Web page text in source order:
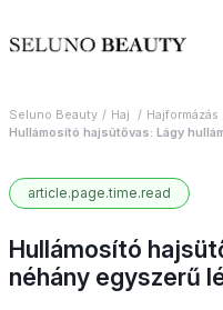
Seluno Beauty Haj
Hajformázás
Hullámosító hajsütővas: Lágy
article.page.time.read
Hullámosító
néhány egyszerű